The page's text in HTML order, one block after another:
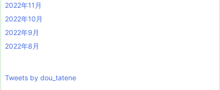
2022年11月
2022年10月
2022年9月
2022年8月
Tweets by dou_tatene